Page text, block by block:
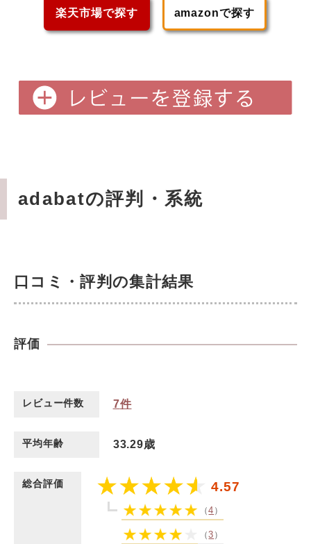
楽天市場で探す amazonで探す
adabatの評判・系統
口コミ・評判の集計結果
評価
レビュー件数 7件
平均年齢 33.29歳
総合評価 4.57
（4 ）
（3 ）